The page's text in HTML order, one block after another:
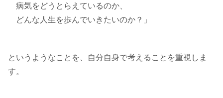
病気をどうとらえているのか、
どんな人生を歩んでいきたいのか？」
というようなことを、自分自身で考えることを重視しま
す。